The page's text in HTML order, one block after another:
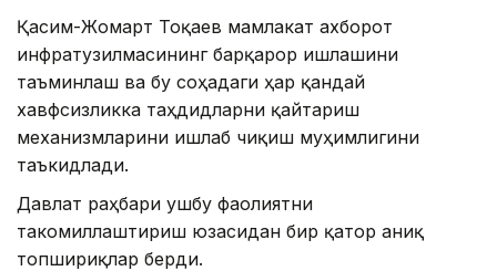
Қасим-Жомарт Тоқаев мамлакат ахборот
инфратузилмасининг барқарор ишлашини
таъминлаш ва бу соҳадаги ҳар қандай
хавфсизликка таҳдидларни қайтариш
механизмларини ишлаб чиқиш муҳимлигини
таъкидлади.
Давлат раҳбари ушбу фаолиятни
такомиллаштириш юзасидан бир қатор аниқ
топшириқлар берди.